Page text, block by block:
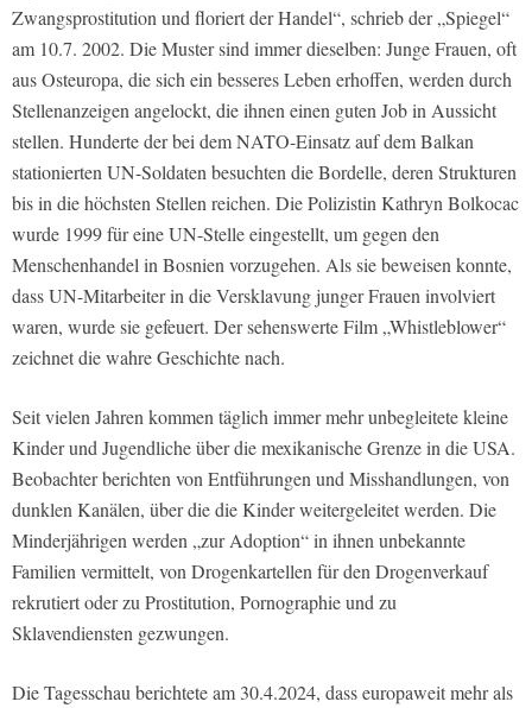
Zwangsprostitution und floriert der Handel“, schrieb der „Spiegel“
am 10.7. 2002. Die Muster sind immer dieselben: Junge Frauen, oft
aus Osteuropa, die sich ein besseres Leben erhoffen, werden durch
Stellenanzeigen angelockt, die ihnen einen guten Job in Aussicht
stellen. Hunderte der bei dem NATO-Einsatz auf dem Balkan
stationierten UN-Soldaten besuchten die Bordelle, deren Strukturen
bis in die höchsten Stellen reichen. Die Polizistin Kathryn Bolkocac
wurde 1999 für eine UN-Stelle eingestellt, um gegen den
Menschenhandel in Bosnien vorzugehen. Als sie beweisen konnte,
dass UN-Mitarbeiter in die Versklavung junger Frauen involviert
waren, wurde sie gefeuert. Der sehenswerte Film „Whistleblower“
zeichnet die wahre Geschichte nach.
Seit vielen Jahren kommen täglich immer mehr unbegleitete kleine
Kinder und Jugendliche über die mexikanische Grenze in die USA.
Beobachter berichten von Entführungen und Misshandlungen, von
dunklen Kanälen, über die die Kinder weitergeleitet werden. Die
Minderjährigen werden „zur Adoption“ in ihnen unbekannte
Familien vermittelt, von Drogenkartellen für den Drogenverkauf
rekrutiert oder zu Prostitution, Pornographie und zu
Sklavendiensten gezwungen.
Die Tagesschau berichtete am 30.4.2024, dass europaweit mehr als